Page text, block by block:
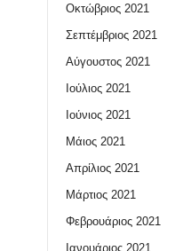
Οκτώβριος 2021
Σεπτέμβριος 2021
Αύγουστος 2021
Ιούλιος 2021
Ιούνιος 2021
Μάιος 2021
Απρίλιος 2021
Μάρτιος 2021
Φεβρουάριος 2021
Ιανουάριος 2021